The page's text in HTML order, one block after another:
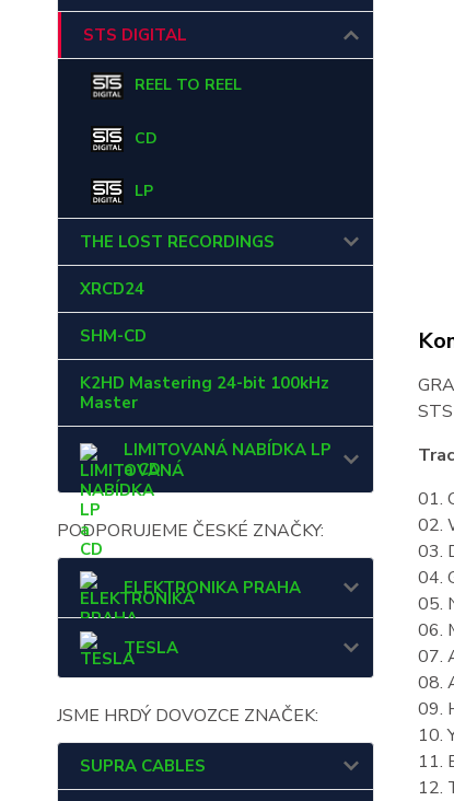
STS DIGITAL
REEL TO REEL
CD
LP
THE LOST RECORDINGS
XRCD24
SHM-CD
K2HD Mastering 24-bit 100kHz
Master
LIMITOVANÁ NABÍDKA LP
a CD
PODPORUJEME ČESKÉ ZNAČKY:
ELEKTRONIKA PRAHA
TESLA
JSME HRDÝ DOVOZCE ZNAČEK:
SUPRA CABLES
01.
02.
03.
04.
05.
06.
07.
08.
09.
10.
11.
12.